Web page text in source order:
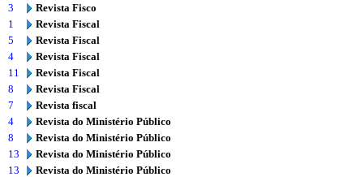
3
Revista Fisco
1
Revista Fiscal
5
Revista Fiscal
4
Revista Fiscal
11
Revista Fiscal
8
Revista Fiscal
7
Revista fiscal
4
Revista do Ministério Público
8
Revista do Ministério Público
13
Revista do Ministério Público
13
Revista do Ministério Público